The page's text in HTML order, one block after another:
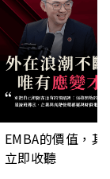
EMBA的價值，
立即收聽